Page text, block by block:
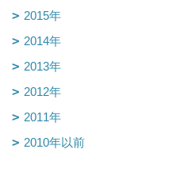
2015年
2014年
2013年
2012年
2011年
2010年以前